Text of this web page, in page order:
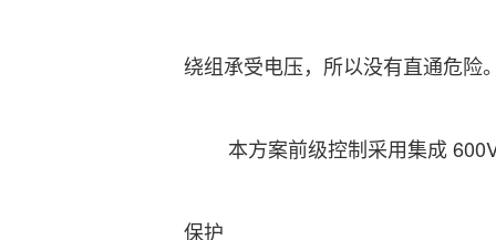
绕组承受电压，所以没有直通危险
本方案前级控制采用集成 600V
保护